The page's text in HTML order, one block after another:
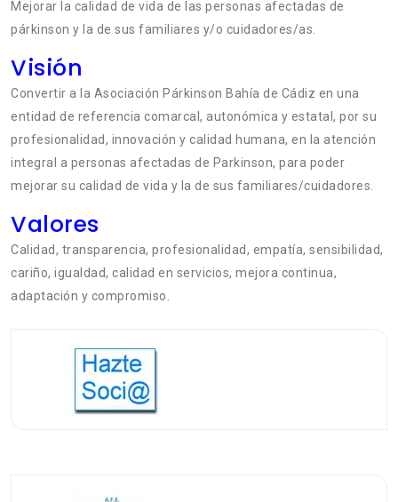
Mejorar la calidad de vida de las personas afectadas de
párkinson y la de sus familiares y/o cuidadores/as.
Visión
Convertir a la Asociación Párkinson Bahía de Cádiz en una
entidad de referencia comarcal, autonómica y estatal, por su
profesionalidad, innovación y calidad humana, en la atención
integral a personas afectadas de Parkinson, para poder
mejorar su calidad de vida y la de sus familiares/cuidadores.
Valores
Calidad, transparencia, profesionalidad, empatía, sensibilidad,
cariño, igualdad, calidad en servicios, mejora continua,
adaptación y compromiso.